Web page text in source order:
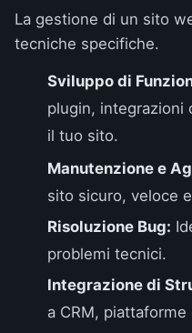
La gestione di un sito
tecniche specifiche.
Sviluppo di
plugin, integrazioni
il tuo sito.
Manutenzione e
sito sicuro, veloce
Risoluzione Bug:
problemi tecnici.
Integrazione di
a CRM,